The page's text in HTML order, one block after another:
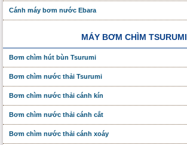
Cánh máy bơm nước Ebara
MÁY BƠM CHÌM TSURUMI
Bơm chìm hút bùn Tsurumi
Bơm chìm nước thải Tsurumi
Bơm chìm nước thải cánh kín
Bơm chìm nước thải cánh cắt
Bơm chìm nước thải cánh xoáy